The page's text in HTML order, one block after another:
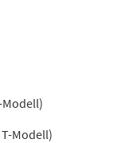
Modell)
T-Modell)